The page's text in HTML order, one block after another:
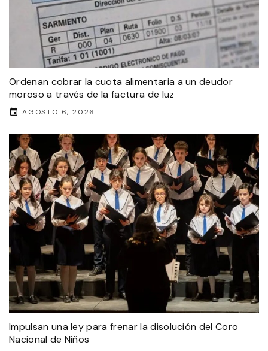
Ordenan cobrar la cuota alimentaria a un deudor
moroso a través de la factura de luz
AGOSTO 6, 2026
Impulsan una ley para frenar la disolución del Coro
Nacional de Niños